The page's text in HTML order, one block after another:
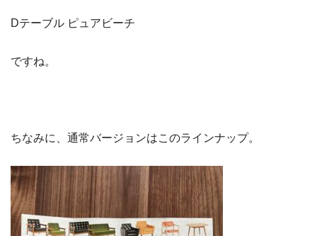
Dテーブル ピュアビーチ
ですね。
ちなみに、通常バージョンはこのラインナップ。